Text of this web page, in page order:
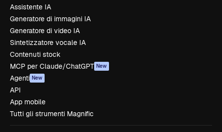
Assistente IA
Generatore di immagini IA
Generatore di video IA
Sintetizzatore vocale IA
Contenuti stock
MCP per Claude/ChatGPT New
Agenti New
API
App mobile
Tutti gli strumenti Magnific